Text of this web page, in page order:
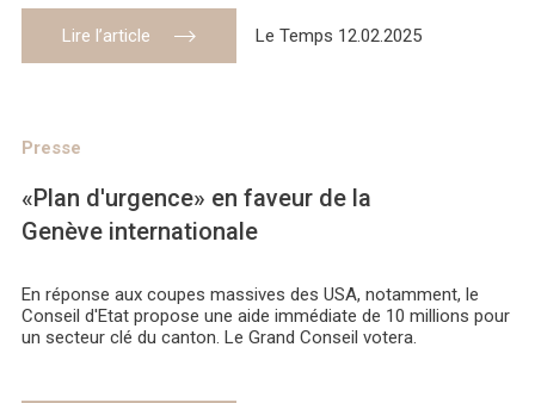
Lire l’article Le Temps 12.02.2025
Presse
«Plan d'urgence» en faveur de la
Genève internationale
En réponse aux coupes massives des USA, notamment, le
Conseil d'Etat propose une aide immédiate de 10 millions pour
un secteur clé du canton. Le Grand Conseil votera.